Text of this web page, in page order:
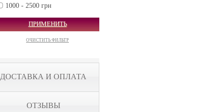
1000 - 2500 грн
500 - 1000 грн
250 - 500 грн
50 - 250 грн
ПРИМЕНИТЬ
ОЧИСТИТЬ ФИЛЬТР
ДОСТАВКА И ОПЛАТА
ОТЗЫВЫ